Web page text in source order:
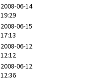
2008-06-14
19:29
2008-06-15
17:13
2008-06-12
12:12
2008-06-12
12:36